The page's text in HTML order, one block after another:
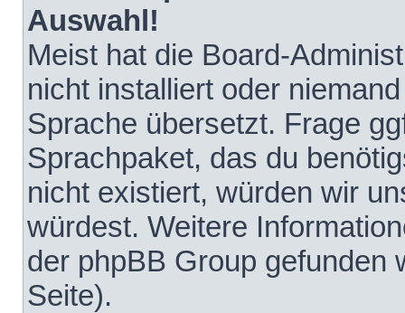
Auswahl!
Meist hat die Board-
nicht installiert oder
Sprache übersetzt. Frage
Sprachpaket, das du
nicht existiert, würden wir
würdest. Weitere
der phpBB Group gefunden
Seite).